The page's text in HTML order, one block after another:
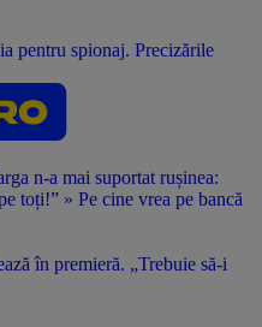
pentru spionaj. Precizările
n-a mai suportat rușinea:
toți!” » Pe cine vrea pe bancă
în premieră. „Trebuie să-i